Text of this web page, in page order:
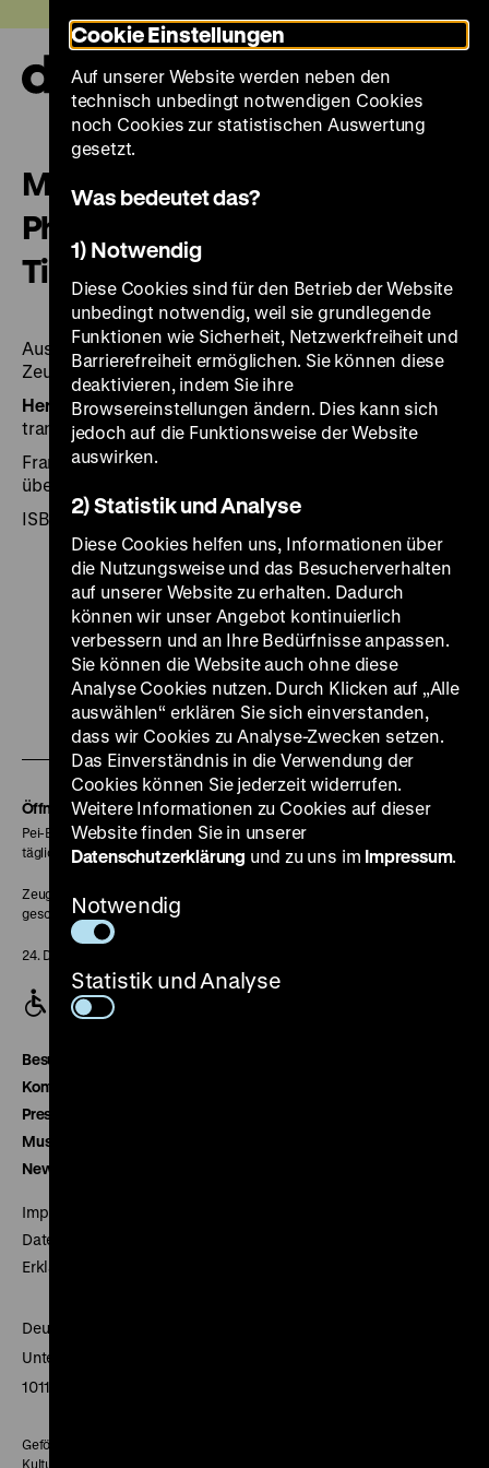
zum
Seiteninhalt
springen
Michael Ruetz: Sichtbare Zeit:
Photographien 1965–1995 =
Time unveiled
Ausstellung Deutsches Historisches Museum, Berlin,
Zeughaus, 13. Oktober 1995 bis 2. Januar 1996
Herausgegeben von:Gest.: Eberhard Delius. Engl.
transl. by Holly-Jane Rahlens and Stephen Locke
Frankfurt am Main: Zweitausendeins 1995, 275 Seiten:
überw. Ill.
ISBN 3-86150-132-5
Zu
unserer
Instagram
Seite
Zu
unserer
YouTube
Seite
Zu
unserer
Facebook
Seite
Zu
unserer
LinkedIn
Seite
Zu
Seite
Zu
unserer
Soundcloud
Seite
Öffnungszeiten
Pei-Bau:
täglich 10-18 Uhr
Zeughaus:
geschlossen
24. Dezember geschlossen
Besucherservice
Kontakt
Presse
Museumsverein
Newsletter
Impressum
Datenschutz
Erklärung digitale Barrierefreiheit
Deutsches Historisches Museum
Unter den Linden 2
10117 Berlin
Gefördert mit Mitteln des Beauftragten der Bundesregierung für
Kultur und Medien
Cookie Einstellungen
Auf unserer Website werden neben den
technisch unbedingt notwendigen Cookies
noch Cookies zur statistischen Auswertung
gesetzt.
Was bedeutet das?
1) Notwendig
Diese Cookies sind für den Betrieb der Website
unbedingt notwendig, weil sie grundlegende
Funktionen wie Sicherheit, Netzwerkfreiheit und
Barrierefreiheit ermöglichen. Sie können diese
deaktivieren, indem Sie ihre
Browsereinstellungen ändern. Dies kann sich
jedoch auf die Funktionsweise der Website
auswirken.
2) Statistik und Analyse
Diese Cookies helfen uns, Informationen über
die Nutzungsweise und das Besucherverhalten
auf unserer Website zu erhalten. Dadurch
können wir unser Angebot kontinuierlich
verbessern und an Ihre Bedürfnisse anpassen.
Sie können die Website auch ohne diese
Analyse Cookies nutzen. Durch Klicken auf „Alle
auswählen“ erklären Sie sich einverstanden,
dass wir Cookies zu Analyse-Zwecken setzen.
Das Einverständnis in die Verwendung der
Cookies können Sie jederzeit widerrufen.
Weitere Informationen zu Cookies auf dieser
Website finden Sie in unserer
Datenschutzerklärung und zu uns im Impressum.
Notwendig
Statistik und Analyse